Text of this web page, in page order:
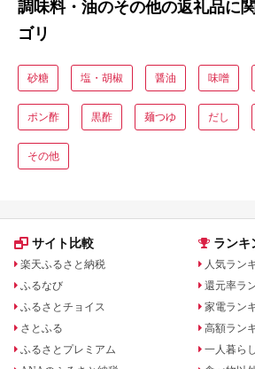
調味料・油のその他の返礼品に
ゴリ
砂糖 塩・胡椒 醤油 味噌
ポン酢 黒酢 麺つゆ だし
その他
サイト比較
楽天ふるさと納税
ふるなび
ふるさとチョイス
さとふる
ふるさとプレミアム
ランキ
人気ラン
還元率ラ
家電ラン
高額ラン
一人暮らし